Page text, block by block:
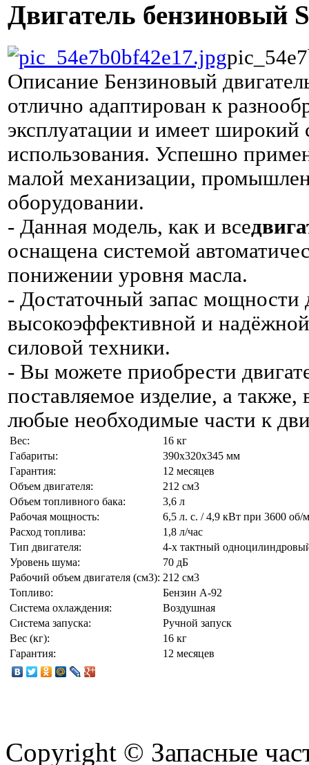
Двигатель бензиновый
Описание Бензиновый
отлично адаптирован к
эксплуатации и имеет широкий
использования. Успешно
малой механизации,
оборудовании.
- Данная модель, как и все
оснащена системой
понижении уровня масла.
- Достаточный запас мощности
высокоэффективной и
силовой техники.
- Вы можете приобрести
поставляемое изделие, а также,
любые необходимые части к
Вес:
16 кг
Габариты:
390х320х345 мм
Гарантия:
12 месяцев
Объем двигателя:
212 см3
Объем топливного бака:
3,6 л
Рабочая мощность:
6,5 л. с. / 4,9 кВт при 3600 об/
Расход топлива:
1,8 л/час
Тип двигателя:
4-х тактный
Уровень шума:
70 дБ
Рабочий объем двигателя (см3): 212 см3
Топливо:
Бензин А-92
Система охлаждения:
Воздушная
Система запуска:
Ручной запуск
Вес (кг):
16 кг
Гарантия:
12 месяцев
Copyright © Запасные